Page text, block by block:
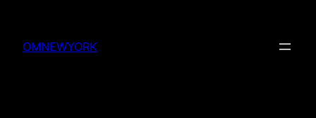
content
OMNEWYORK